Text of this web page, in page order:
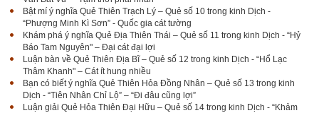
Bật mí ý nghĩa Quẻ Thiên Trạch Lý – Quẻ số 10 trong kinh Dịch -
“Phượng Minh Kì Sơn” - Quốc gia cát tường
Khám phá ý nghĩa Quẻ Địa Thiên Thái – Quẻ số 11 trong kinh Dịch - “Hỷ
Báo Tam Nguyên" – Đại cát đại lợi
Luận bàn về Quẻ Thiên Địa Bĩ – Quẻ số 12 trong kinh Dịch - “Hổ Lạc
Thâm Khanh" – Cát ít hung nhiều
Bạn có biết ý nghĩa Quẻ Thiên Hỏa Đồng Nhân – Quẻ số 13 trong kinh
Dịch - “Tiên Nhân Chỉ Lộ” – “Đi đâu cũng lợi”
Luận giải Quẻ Hỏa Thiên Đại Hữu – Quẻ số 14 trong kinh Dịch - “Khảm